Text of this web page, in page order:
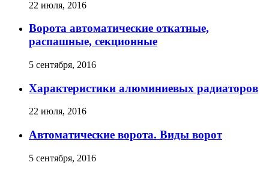
22 июля, 2016
Ворота автоматические откатные,
распашные, секционные
5 сентября, 2016
Характеристики алюминиевых радиаторов
22 июля, 2016
Автоматические ворота. Виды ворот
5 сентября, 2016